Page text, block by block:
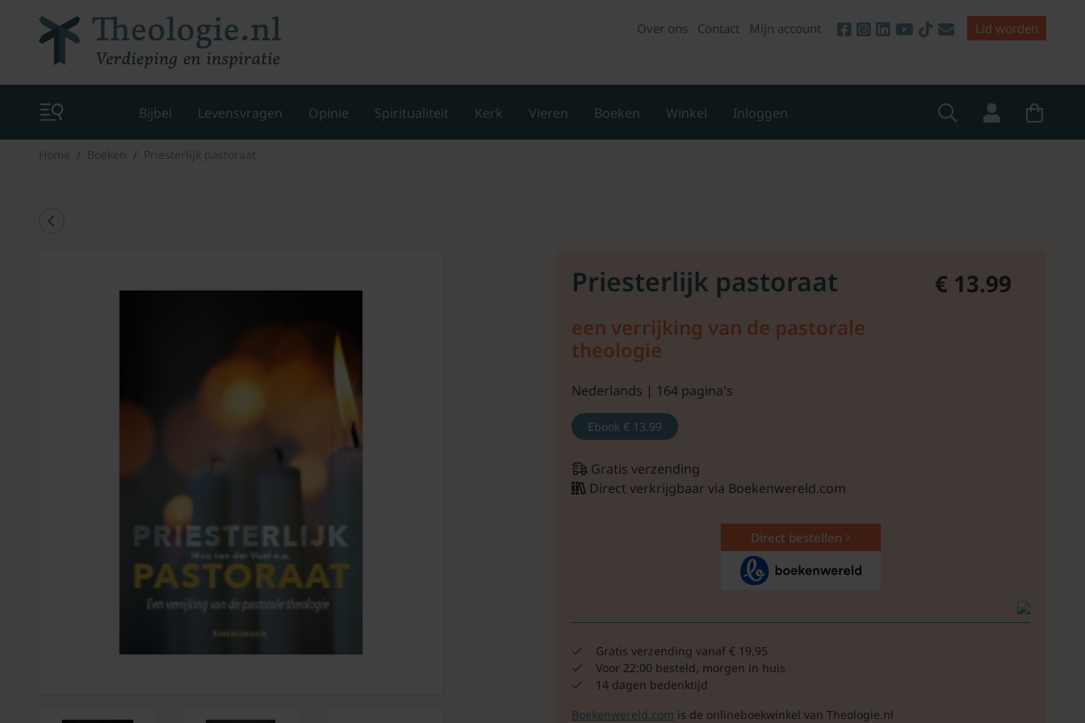
Over ons Contact Mijn account Lid worden
Bijbel Levensvragen Opinie Spiritualiteit Kerk Vieren Boeken Winkel Inloggen
Home Boeken Priesterlijk pastoraat
Priesterlijk pastoraat
een verrijking van de pastorale
theologie
€ 13.99
Nederlands | 164 pagina's
Ebook € 13.99
Gratis verzending
Direct verkrijgbaar via Boekenwereld.com
Direct bestellen
Gratis verzending vanaf € 19,95
Voor 22:00 besteld, morgen in huis
14 dagen bedenktijd
Boekenwereld.com is de onlineboekwinkel van Theologie.nl